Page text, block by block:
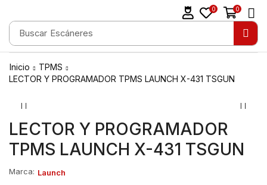
Buscar Escáneres
0 0
Inicio
TPMS
LECTOR Y PROGRAMADOR TPMS LAUNCH X-431 TSGUN
LECTOR Y PROGRAMADOR
TPMS LAUNCH X-431 TSGUN
Marca: Launch